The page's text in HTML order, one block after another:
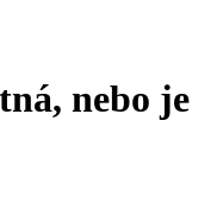
nebo je